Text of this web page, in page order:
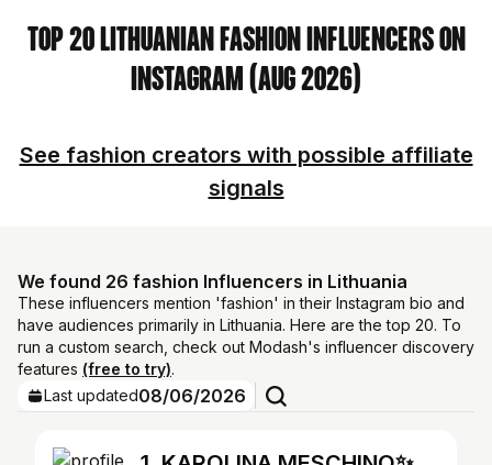
Top 20 Lithuanian Fashion Influencers on
Instagram (Aug 2026)
See fashion creators with possible affiliate
signals
We found 26 fashion Influencers in Lithuania
These influencers mention 'fashion' in their Instagram bio and
have audiences primarily in Lithuania. Here are the top 20. To
run a custom search, check out Modash's influencer discovery
features (free to try).
Last updated08/06/2026